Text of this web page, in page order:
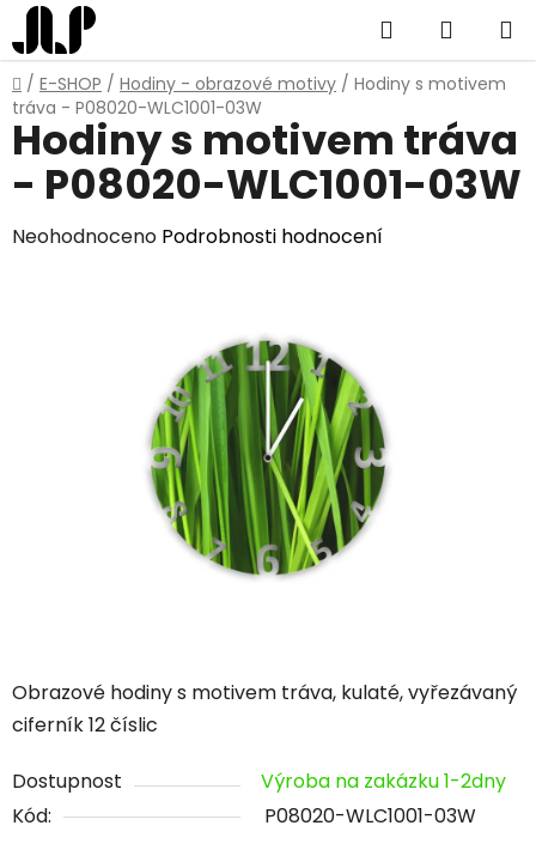
Přejít
na
obsah
Hledat
KOŠÍK
Domů
/ E-SHOP / Hodiny - obrazové motivy / Hodiny s motivem
tráva - P08020-WLC1001-03W
Obrazové hodiny s motivem tráva, kulaté, vyřezávaný
ciferník 12 číslic
Dostupnost
Výroba na zakázku 1-2dny
Kód:
P08020-WLC1001-03W
Hodiny s motivem tráva
- P08020-WLC1001-03W
Průměrné
Neohodnoceno Podrobnosti hodnocení